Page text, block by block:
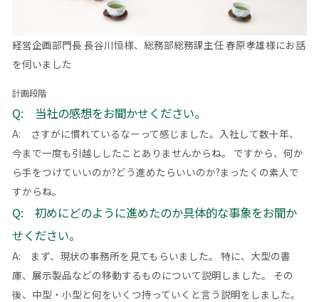
経営企画部門長 長谷川恒様、総務部総務課主任 春原孝雄様にお話
を伺いました
計画段階
Q: 当社の感想をお聞かせください。
A: さすがに慣れているなーって感じました。入社して数十年、
今まで一度も引越ししたことありませんからね。 ですから、何か
ら手をつけていいのか?どう進めたらいいのか?まったくの素人で
すからね。
Q: 初めにどのように進めたのか具体的な事象をお聞か
せください。
A: まず、現状の事務所を見てもらいました。 特に、大型の書
庫、展示製品などの移動するものについて説明しました。 その
後、中型・小型と何をいくつ持っていくと言う説明をしました。